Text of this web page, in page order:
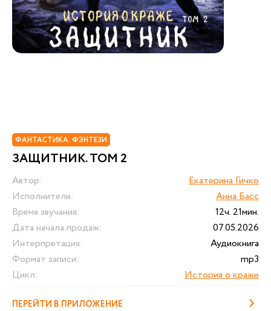
ФАНТАСТИКА. ФЭНТЕЗИ
ЗАЩИТНИК. ТОМ 2
Автор:
Екатерина Гичко
Исполнители:
Анна Басс
Время звучания:
12ч. 21мин.
Дата начала продаж:
07.05.2026
Интерпретация:
Аудиокнига
Формат записи:
mp3
Цикл:
История о краже
ПЕРЕЙТИ В ПРИЛОЖЕНИЕ